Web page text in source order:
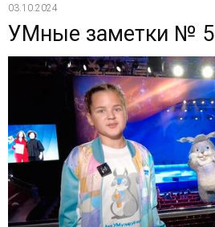
03.10.2024
УМные заметки № 5